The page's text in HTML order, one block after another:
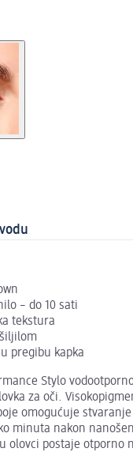
– do 10 sati
tekstura
pregibu kapka
Stylo
za oči.
omogućuje
minuta nakon
olovci postaje otporno